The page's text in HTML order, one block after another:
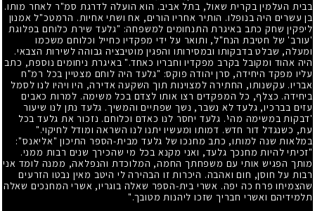
בבית העלמין בקרית שאול, בתל אביב. הוא הועלה לדרגת סמ"ר לאחר מותו.
בן עשרים היה בנופלו. הותיר אחריו הורים, אח ושתי אחיות. הרמטכ"ל אמנון
ליפקין שחק כתב באיגרת התנחומים למשפחה: "גלעד שירת כלוחם בפלוגת
'עורב' של חטיבת הנח"ל, ותואר על ידי מפקדיו כחייל וכלוחם משכמו
ומעלה, שבלט בדבקותו ובמסירותו והפגין מוטיבציה גבוהה לשירות הצבאי.
היה אהוד ומקובל בקרב מפקדיו וחבריו כאחד." באיגרת ניחומים נוספת, כתב
עליו מפקד היחידה, סרן יהודה פוקס: "גלעד היה לוחם מצטיין בכל רמ"ח
אבריו. עקשנותו, החתירה למצוינות תוך השקעה אדירה, היו ויהיו לנו לסמל
ביחידה. כצלף, כל המפקדים רצו אותו לצדם בכל משימה. למרות כאבים
עזים בברכיו, גלעד לא נשבר, נשך שפתיים והמשיך. גלעד נתן לנו שיעור
'דבקות במשימה מהי'. גלעד יחסר לנו כאדם וכלוחם. נזכור את גלעד בכל
עת, כשנגדל דור חדש. דמותו ומעשיו יתנו לנו השראה ומודל לחיקוי."
במלאות שנה למותו, כתב מחנכו של גלעד מבית-הספר התיכון "אליאנס":
"זכיתי להיות מחנכך גלעד, ואני מקנא בכל מי שהכירך שנים רבות ממני.
מותך הפגיש אותי עם משפחתך החמה, המלוכדת והנפלאה, ממנה לומד אני
רבות על חוסן, חום ואהבה. היכרות זו הבהירה לי היטב מאין נבטו הזרעים
שהצמיחו פרח כה יפה. אשרי בית-הספר שאלה בוגריו, אשרי המחנכים שאלה
תלמידיהם ואשרי חבריך שזכו ליהנות מטובך."